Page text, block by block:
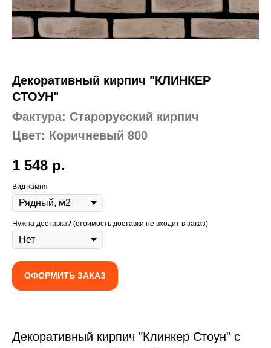
Декоративный кирпич "КЛИНКЕР
СТОУН"
Фактура: Старорусский кирпич
Цвет: Коричневый 800
1 548 р.
Вид камня
Нужна доставка? (стоимость доставки не входит в заказ)
ОФОРМИТЬ ЗАКАЗ
Декоративный кирпич "Клинкер Стоун" с